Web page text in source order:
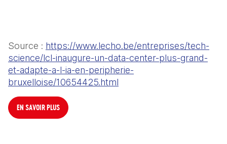
Source : https://www.lecho.be/entreprises/tech-
science/lcl-inaugure-un-data-center-plus-grand-
et-adapte-a-l-ia-en-peripherie-
bruxelloise/10654425.html
EN SAVOIR PLUS